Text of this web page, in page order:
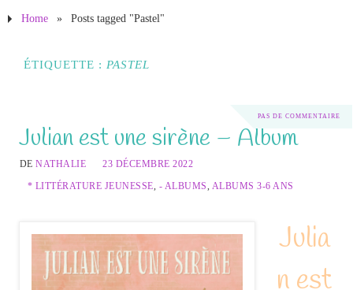
Home » Posts tagged "Pastel"
ÉTIQUETTE : PASTEL
PAS DE COMMENTAIRE
Julian est une sirène – Album
DENATHALIE
23 DÉCEMBRE 2022
* LITTÉRATURE JEUNESSE, - ALBUMS, ALBUMS 3-6 ANS
Julia
n est